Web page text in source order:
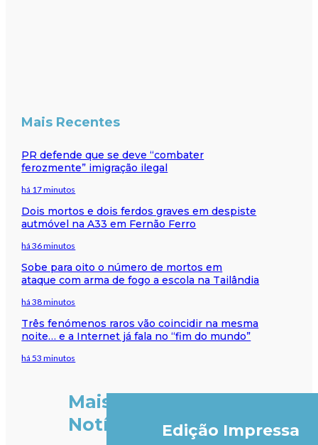
Mais Recentes
PR defende que se deve “combater
ferozmente” imigração ilegal
há 17 minutos
Dois mortos e dois ferdos graves em despiste
autmóvel na A33 em Fernão Ferro
há 36 minutos
Sobe para oito o número de mortos em
ataque com arma de fogo a escola na Tailândia
há 38 minutos
Três fenómenos raros vão coincidir na mesma
noite… e a Internet já fala no “fim do mundo”
há 53 minutos
Mais
Notícias
Edição Impressa